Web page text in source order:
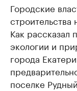
Городские
строительства
Как рассказал
экологии и
города
поселке Рудный.